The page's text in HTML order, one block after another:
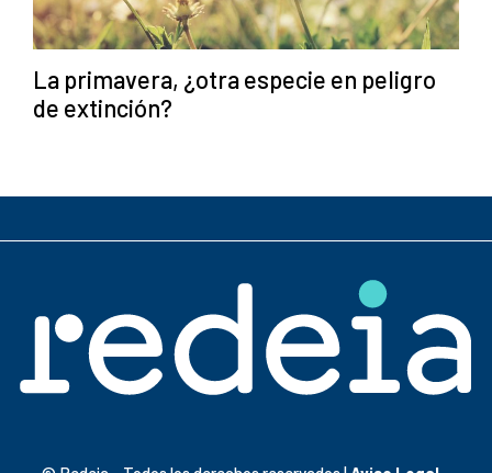
La primavera, ¿otra especie en peligro
de extinción?